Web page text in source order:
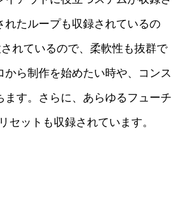
たループも収録されているの
れているので、柔軟性も抜群で
ら制作を始めたい時や、コンス
ます。さらに、あらゆるフューチ
ットも収録されています。